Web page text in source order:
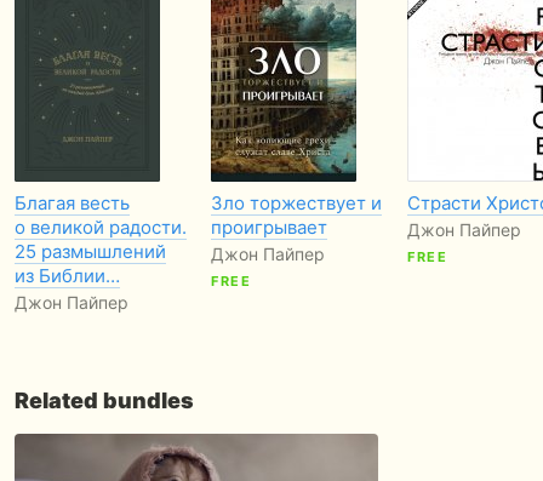
Благая весть
о великой радости.
25 размышлений
из Библии…
Джон Пайпер
Зло торжествует и
проигрывает
Джон Пайпер
FREE
Страсти
Джон Пайпер
FREE
Related bundles